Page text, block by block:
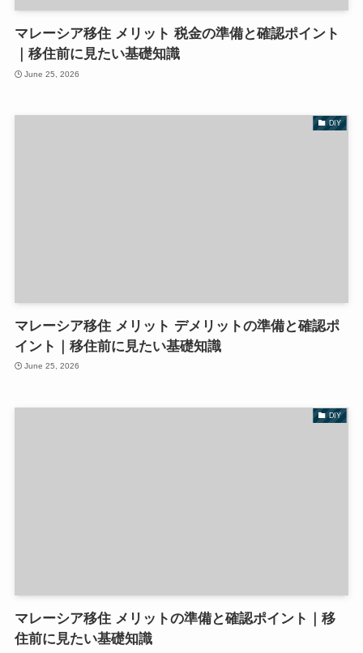
マレーシア移住 メリット 税金の準備と確認ポイント
｜移住前に見たい基礎知識
June 25, 2026
DIY
マレーシア移住 メリット デメリットの準備と確認ポ
イント｜移住前に見たい基礎知識
June 25, 2026
DIY
マレーシア移住 メリットの準備と確認ポイント｜移
住前に見たい基礎知識